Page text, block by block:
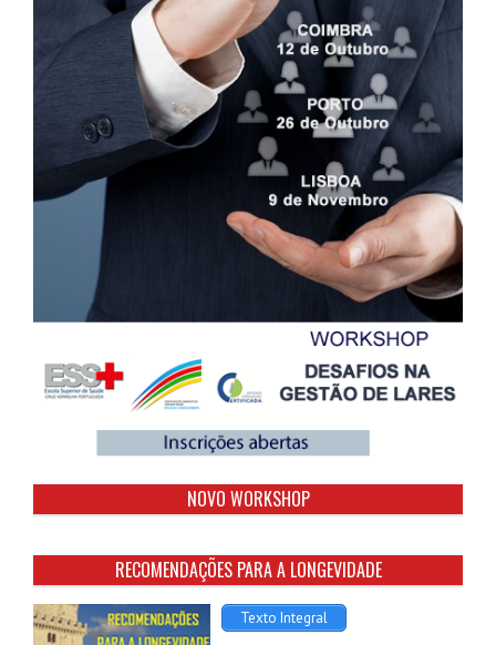
NOVO WORKSHOP
RECOMENDAÇÕES PARA A LONGEVIDADE
Texto Integral